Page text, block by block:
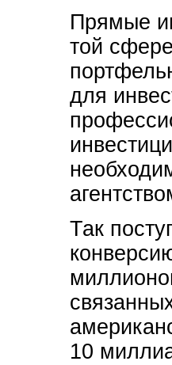
Прямые
той
для
Так
10